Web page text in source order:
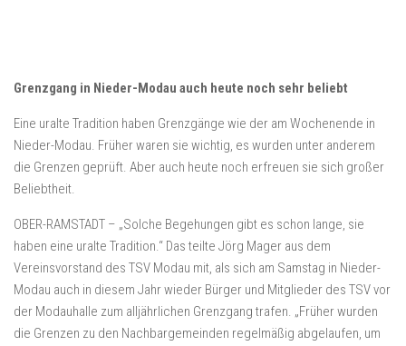
Grenzgang in Nieder-Modau auch heute noch sehr beliebt
Eine uralte Tradition haben Grenzgänge wie der am Wochenende in
Nieder-Modau. Früher waren sie wichtig, es wurden unter anderem
die Grenzen geprüft. Aber auch heute noch erfreuen sie sich großer
Beliebtheit.
OBER-RAMSTADT – „Solche Begehungen gibt es schon lange, sie
haben eine uralte Tradition.“ Das teilte Jörg Mager aus dem
Vereinsvorstand des TSV Modau mit, als sich am Samstag in Nieder-
Modau auch in diesem Jahr wieder Bürger und Mitglieder des TSV vor
der Modauhalle zum alljährlichen Grenzgang trafen. „Früher wurden
die Grenzen zu den Nachbargemeinden regelmäßig abgelaufen, um